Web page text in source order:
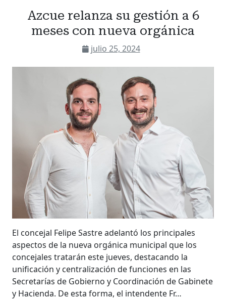
Azcue relanza su gestión a 6
meses con nueva orgánica
julio 25, 2024
El concejal Felipe Sastre adelantó los principales
aspectos de la nueva orgánica municipal que los
concejales tratarán este jueves, destacando la
unificación y centralización de funciones en las
Secretarías de Gobierno y Coordinación de Gabinete
y Hacienda. De esta forma, el intendente Fr…